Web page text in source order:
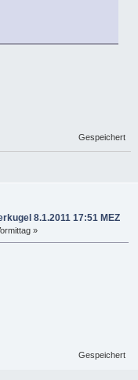
Gespeichert
8.1.2011 17:51 MEZ
»
Gespeichert